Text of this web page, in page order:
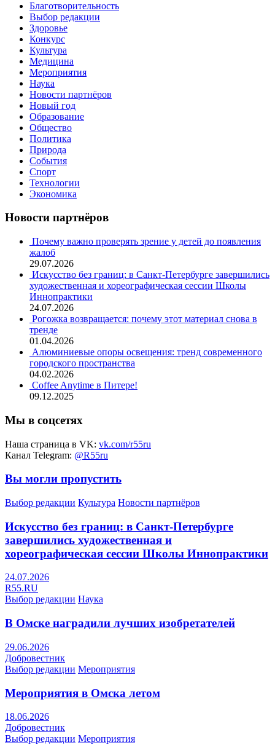
Благотворительность
Выбор редакции
Здоровье
Конкурс
Культура
Медицина
Мероприятия
Наука
Новости партнёров
Новый год
Образование
Общество
Политика
Природа
События
Спорт
Технологии
Экономика
Новости партнёров
Почему важно проверять зрение у детей до появления
жалоб
29.07.2026
Искусство без границ: в Санкт-Петербурге завершились
художественная и хореографическая сессии Школы
Иннопрактики
24.07.2026
Рогожка возвращается: почему этот материал снова в
тренде
01.04.2026
Алюминиевые опоры освещения: тренд современного
городского пространства
04.02.2026
Coffee Anytime в Питере!
09.12.2025
Мы в соцсетях
Наша страница в VK: vk.com/r55ru
Канал Telegram: @R55ru
Вы могли пропустить
Выбор редакции Культура Новости партнёров
Искусство без границ: в Санкт-Петербурге
завершились художественная и
хореографическая сессии Школы Иннопрактики
24.07.2026
R55.RU
Выбор редакции Наука
В Омске наградили лучших изобретателей
29.06.2026
Добровестник
Выбор редакции Мероприятия
Мероприятия в Омска летом
18.06.2026
Добровестник
Выбор редакции Мероприятия